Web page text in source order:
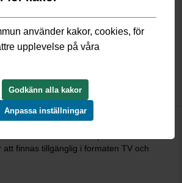
13 september
och föredragningslistan från
att finnas tillgänglig i formaten TV och
använder kakor, cookies, för
upplevelse på våra
Godkänn alla kakor
Anpassa inställningar